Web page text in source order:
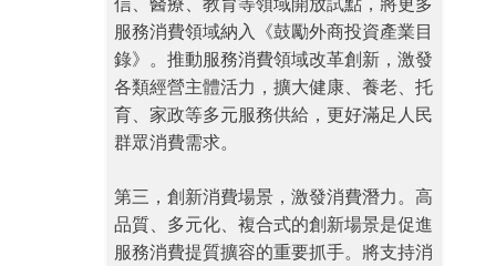
服務消費領域納入《鼓勵外商投資產業目
錄》。推動服務消費領域改革創新，激發
各類經營主體活力，擴大健康、養老、托
育、家政等多元服務供給，更好滿足人民
群眾消費需求。
第三，創新消費場景，激發消費潛力。高
品質、多元化、複合式的創新場景是促進
服務消費提質擴容的重要抓手。將支持消